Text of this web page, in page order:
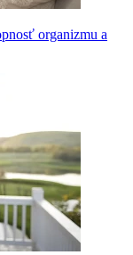
organizmu a